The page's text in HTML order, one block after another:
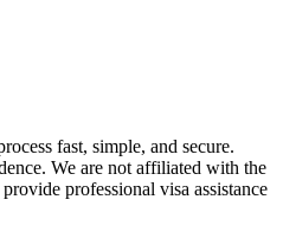
fast, simple, and secure.
We are not affiliated with the
professional visa assistance